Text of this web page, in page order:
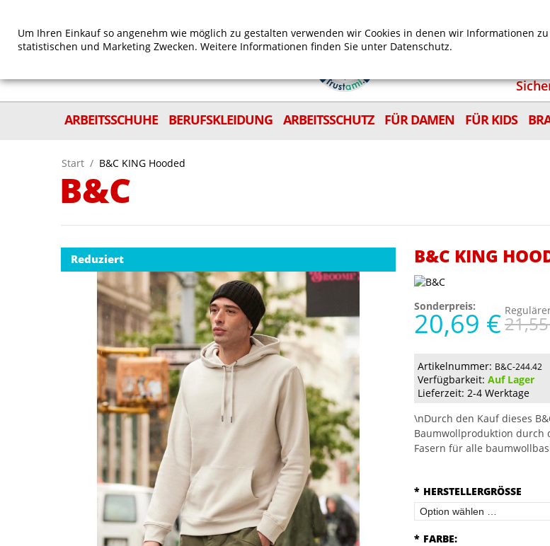
ARBEITSSCHUHE
BERUFSKLEIDUNG ARBEITSSCHUTZ FÜR DAMEN FÜR KIDS
Start / B&C KING Hooded
B&C
Reduziert B&C KING
Sonderpreis:
20,69 €
Artikelnummer: B&C-244.42
Verfügbarkeit: Auf Lager
Lieferzeit: 2-4 Werktage
\nDurch den Kauf dieses
Baumwollproduktion durch
Fasern für alle
* HERSTELLERGRÖSSE
* FARBE:
Um Ihren Einkauf so angenehm wie möglich zu gestalten verwenden wir Cookies in denen wir Informationen
statistischen und Marketing Zwecken. Weitere Informationen finden Sie unter Datenschutz.